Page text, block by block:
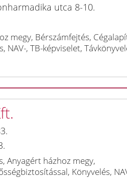
utca 8-10.
megy, Bérszámfejtés,
NAV-, TB-képviselet,
Anyagért házhoz megy,
Könyvelés,